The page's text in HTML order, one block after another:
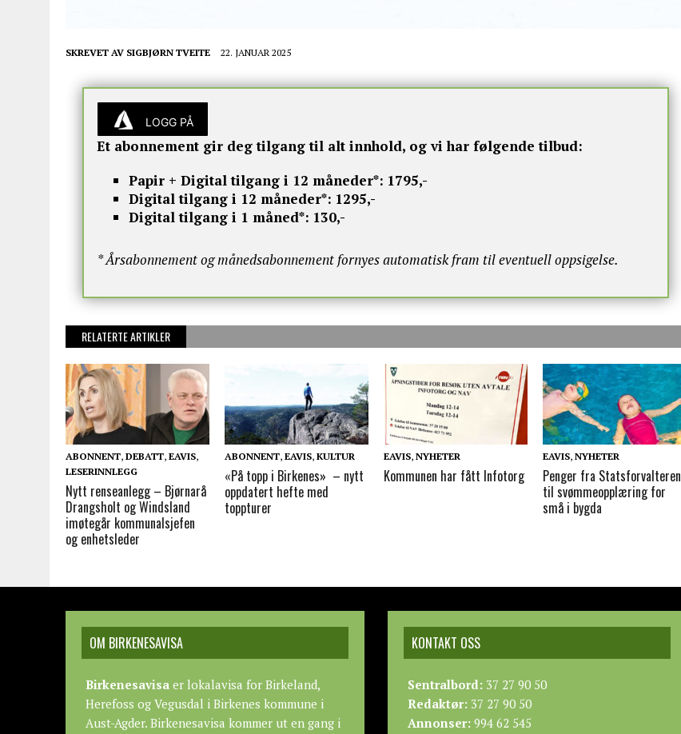
SKREVET AV SIGBJØRN TVEITE 22. JANUAR 2025
LOGG PÅ
Et abonnement gir deg tilgang til alt innhold, og vi har følgende tilbud:
Papir + Digital tilgang i 12 måneder*: 1795,-
Digital tilgang i 12 måneder*: 1295,-
Digital tilgang i 1 måned*: 130,-
* Årsabonnement og månedsabonnement fornyes automatisk fram til eventuell oppsigelse.
RELATERTE ARTIKLER
ABONNENT, DEBATT, EAVIS,
LESERINNLEGG
Nytt renseanlegg – Bjørnarå
Drangsholt og Windsland
imøtegår kommunalsjefen
og enhetsleder
ABONNENT,EAVIS,KULTUR
«På topp i Birkenes» – nytt
oppdatert hefte med
toppturer
EAVIS,NYHETER
Kommunen har fått Infotorg
EAVIS,NYHETER
Penger fra Statsforvalteren
til svømmeopplæring for
små i bygda
OM BIRKENESAVISA
Birkenesavisa er lokalavisa for Birkeland,
Herefoss og Vegusdal i Birkenes kommune i
Aust-Agder. Birkenesavisa kommer ut en gang i
KONTAKT OSS
Sentralbord: 37 27 90 50
Redaktør: 37 27 90 50
Annonser: 994 62 545